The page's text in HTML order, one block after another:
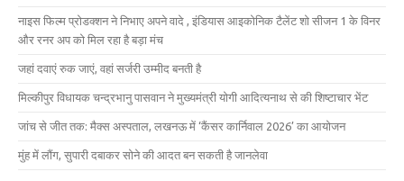
नाइस फिल्म प्रोडक्शन ने निभाए अपने वादे , इंडियास आइकोनिक टैलेंट शो सीजन 1 के विनर
और रनर अप को मिल रहा है बड़ा मंच
जहां दवाएं रुक जाएं, वहां सर्जरी उम्मीद बनती है
मिल्कीपुर विधायक चन्द्रभानु पासवान ने मुख्यमंत्री योगी आदित्यनाथ से की शिष्टाचार भेंट
जांच से जीत तक: मैक्स अस्पताल, लखनऊ में ‘कैंसर कार्निवाल 2026’ का आयोजन
मुंह में लौंग, सुपारी दबाकर सोने की आदत बन सकती है जानलेवा